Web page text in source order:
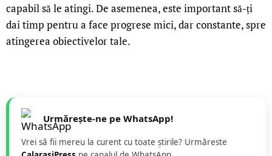
capabil să le atingi. De asemenea, este important să-ți
dai timp pentru a face progrese mici, dar constante, spre
atingerea obiectivelor tale.
Urmărește-ne pe WhatsApp!
Vrei să fii mereu la curent cu toate știrile? Urmăreste